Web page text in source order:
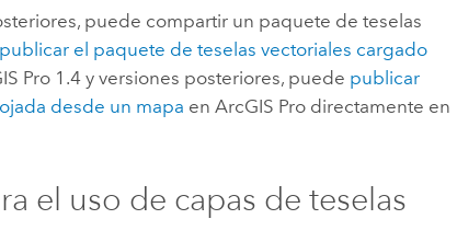
puede compartir un paquete de teselas
publicar el paquete de teselas vectoriales cargado
Pro 1.4 y versiones posteriores, puede publicar
desde un mapa enArcGIS Pro directamente en
el uso de capas de teselas